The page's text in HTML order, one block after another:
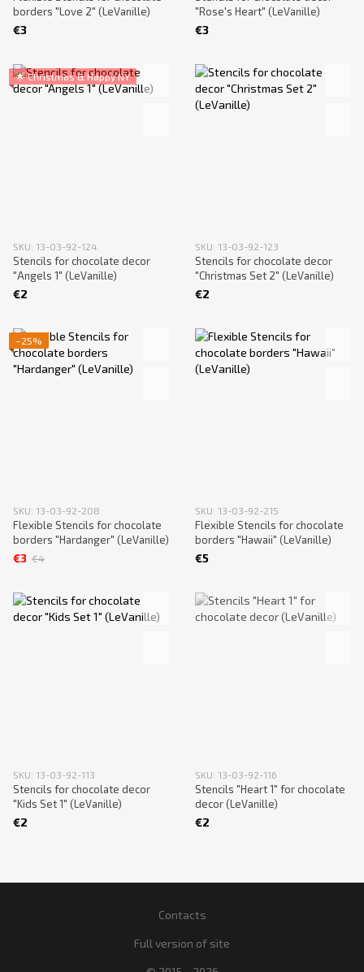
borders "Love 2" (LeVanille)
€3
"Rose's Heart" (LeVanille)
€3
🌟 Christmas & Happy NY
SKU: 13-03-92-124
Stencils for chocolate decor
"Angels 1" (LeVanille)
€2
SKU: 13-03-92-123
Stencils for chocolate decor
"Christmas Set 2" (LeVanille)
€2
−25%
SKU: 13-03-92-208
Flexible Stencils for chocolate
borders "Hardanger" (LeVanille)
€3 €4
SKU: 13-03-92-215
Flexible Stencils for chocolate
borders "Hawaii" (LeVanille)
€5
SKU: 13-03-92-113
Stencils for chocolate decor
"Kids Set 1" (LeVanille)
€2
SKU: 13-03-92-116
Stencils "Heart 1" for chocolate
decor (LeVanille)
€2
Contacts
Full version of site